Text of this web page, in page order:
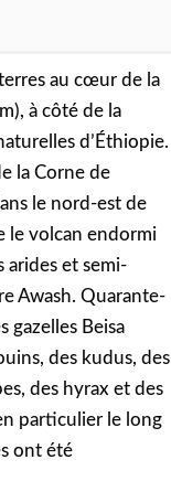
terres au cœur de la
à côté de la
d’Éthiopie.
la Corne de
le nord-est de
le volcan endormi
arides et semi-
Awash. Quarante-
gazelles Beisa
des kudus, des
des hyrax et des
particulier le long
ont été